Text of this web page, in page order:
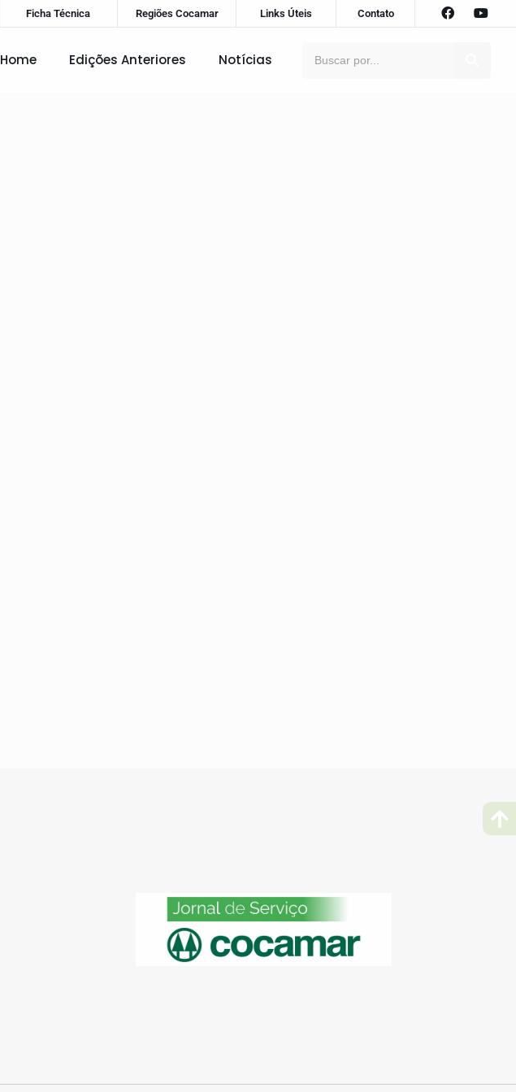
Ficha Técnica Regiões Cocamar Links Úteis Contato
Home Edições Anteriores Notícias